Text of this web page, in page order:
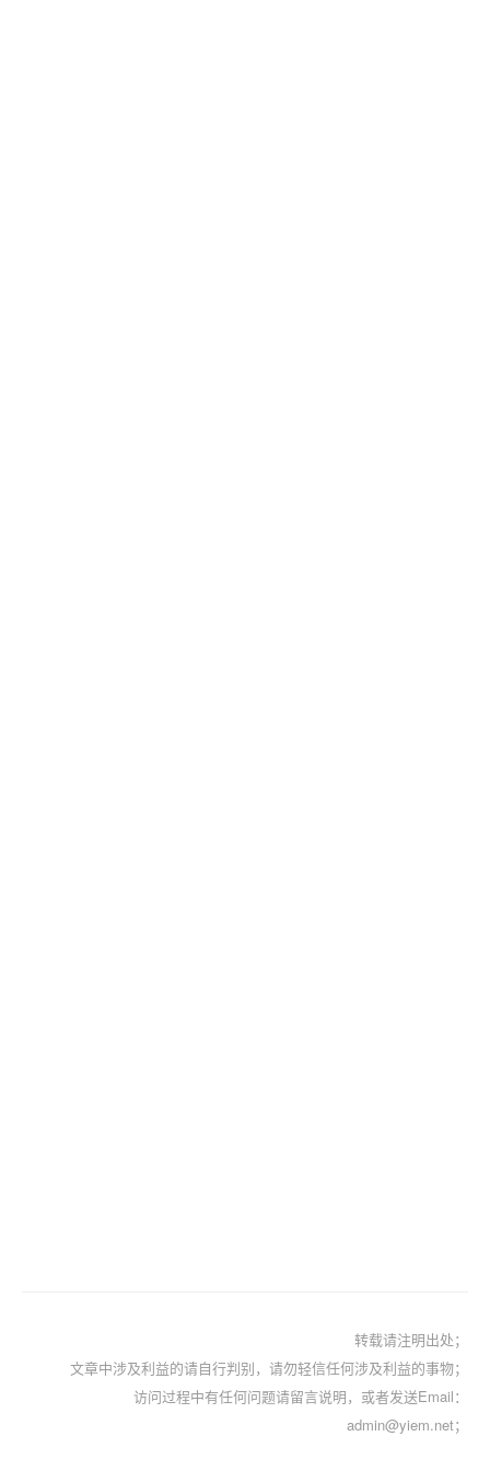
转载请注明出处；
文章中涉及利益的请自行判别，请勿轻信任何涉及利益的事物；
访问过程中有任何问题请留言说明，或者发送Email：
admin@yiem.net；